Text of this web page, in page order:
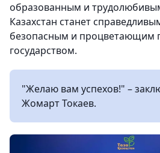
образованным и
Казахстан станет
безопасным и процветающим
государством.
"Желаю вам успехов!" –
Жомарт Токаев.